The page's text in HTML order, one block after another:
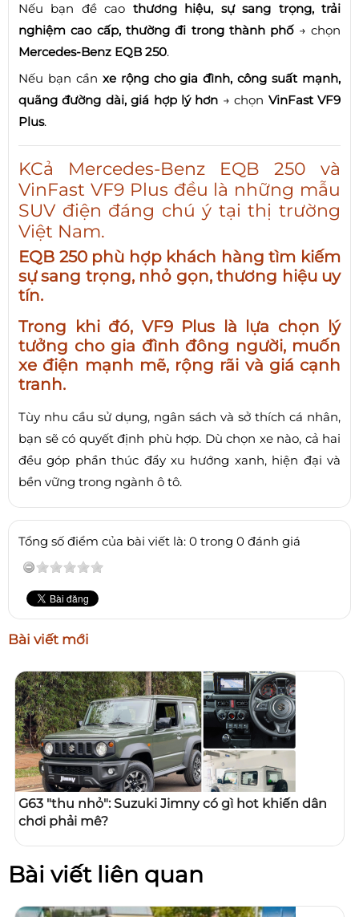
Nếu bạn đề cao thương hiệu, sự sang trọng, trải
nghiệm cao cấp, thường đi trong thành phố→ chọn
Mercedes-Benz EQB 250.
Nếu bạn cần xe rộng cho gia đình, công suất mạnh,
quãng đường dài, giá hợp lý hơn → chọn VinFast VF9
Plus.
KCả Mercedes-Benz EQB 250 và
VinFast VF9 Plus đều là những mẫu
SUV điện đáng chú ý tại thị trường
Việt Nam.
EQB 250 phù hợp khách hàng tìm kiếm
sự sang trọng, nhỏ gọn, thương hiệu uy
tín.
Trong khi đó, VF9 Plus là lựa chọn lý
tưởng cho gia đình đông người, muốn
xe điện mạnh mẽ, rộng rãi và giá cạnh
tranh.
Tùy nhu cầu sử dụng, ngân sách và sở thích cá nhân,
bạn sẽ có quyết định phù hợp. Dù chọn xe nào, cả hai
đều góp phần thúc đẩy xu hướng xanh, hiện đại và
bền vững trong ngành ô tô.
Tổng số điểm của bài viết là: 0 trong 0 đánh giá
Bài viết mới
G63 "thu nhỏ": Suzuki Jimny có gì hot khiến dân
chơi phải mê?
Bài viết liên quan